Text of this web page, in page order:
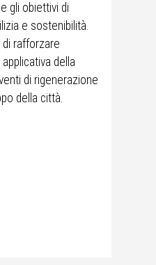
gli obiettivi di
e sostenibilità.
rafforzare
della
di rigenerazione
della città.